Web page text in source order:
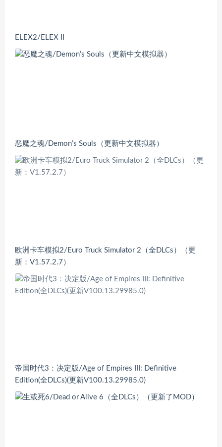
ELEX2/ELEX II
恶魔之魂/Demon’s Souls（更新中文模拟器）
欧洲卡车模拟2/Euro Truck Simulator 2（全DLCs）（更
新：V1.57.2.7）
帝国时代3：决定版/Age of Empires III: Definitive
Edition(全DLCs)(更新V100.13.29985.0)